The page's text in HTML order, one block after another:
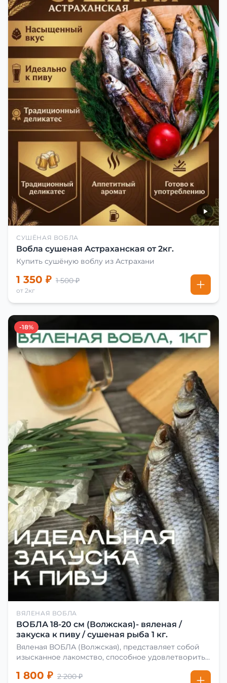
СУШЁНАЯ ВОБЛА
Вобла сушеная Астраханская от 2кг.
Купить сушёную воблу из Астрахани
1 350 ₽ 1 500 ₽
от 2кг
-18%
ВЯЛЕНАЯ ВОБЛА
ВОБЛА 18-20 см (Волжская)- вяленая /
закуска к пиву / сушеная рыба 1 кг.
Вяленая ВОБЛА (Волжская), представляет собой
изысканное лакомство, способное удовлетворить
сделать вяленую воблу, её сначала хорошо солят.
1 800 ₽ 2 200 ₽